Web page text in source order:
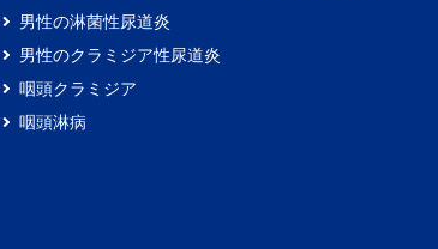
男性の淋菌性尿道炎
男性のクラミジア性尿道炎
咽頭クラミジア
咽頭淋病